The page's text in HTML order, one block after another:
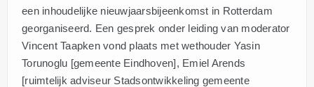
een inhoudelijke nieuwjaarsbijeenkomst in Rotterdam
georganiseerd. Een gesprek onder leiding van moderator
Vincent Taapken vond plaats met wethouder Yasin
Torunoglu [gemeente Eindhoven], Emiel Arends
[ruimtelijk adviseur Stadsontwikkeling gemeente